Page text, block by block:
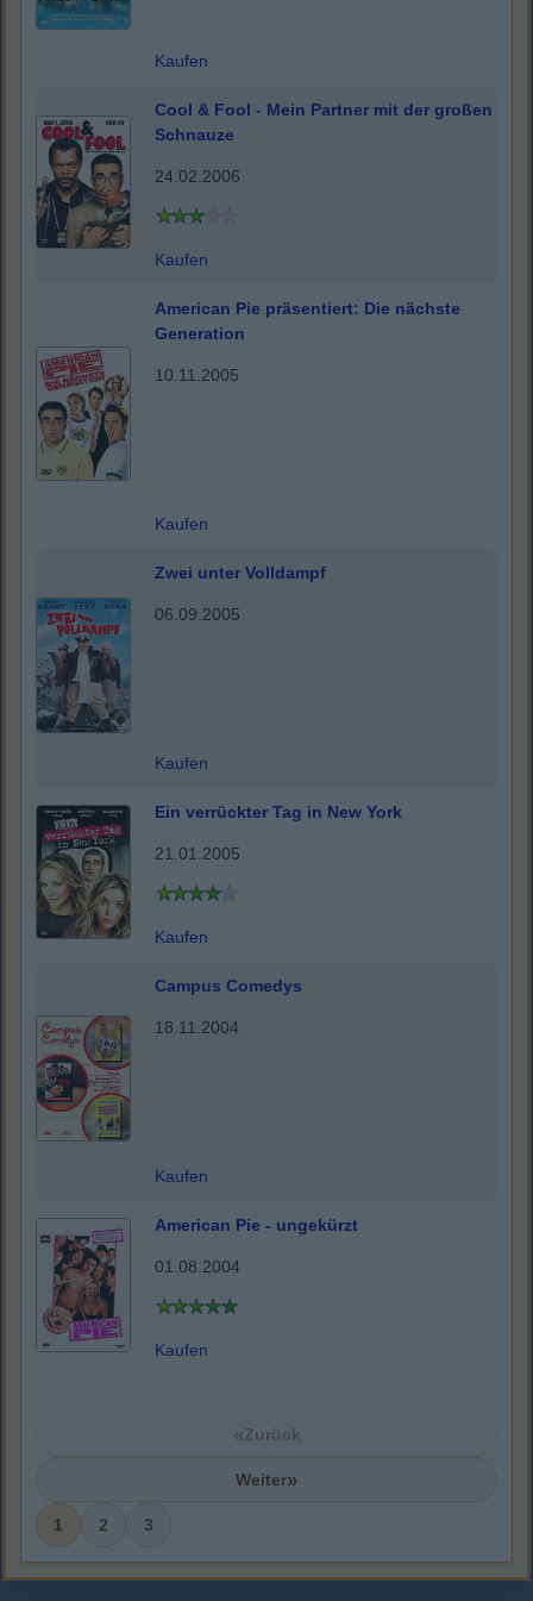
Kaufen
Cool & Fool - Mein Partner mit der großen
Schnauze
24.02.2006
Kaufen
American Pie präsentiert: Die nächste
Generation
10.11.2005
Kaufen
Zwei unter Volldampf
06.09.2005
Kaufen
Ein verrückter Tag in New York
21.01.2005
Kaufen
Campus Comedys
18.11.2004
Kaufen
American Pie - ungekürzt
01.08.2004
Kaufen
«Zurück
1 2 3
Weiter»